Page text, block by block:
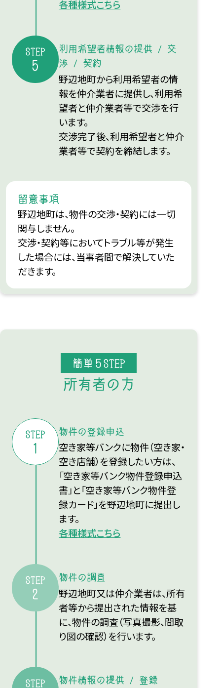
各種様式こちら
STEP
5
利用希望者情報の提供 / 交
渉 / 契約
野辺地町から利用希望者の情
報を仲介業者に提供し、利用希
望者と仲介業者等で交渉を行
います。
交渉完了後、利用希望者と仲介
業者等で契約を締結します。
留意事項
野辺地町は、物件の交渉・契約には一切
関与しません。
交渉・契約等においてトラブル等が発生
した場合には、当事者間で解決していた
だきます。
簡単５STEP
所有者の方
STEP
1
物件の登録申込
空き家等バンクに物件（空き家・
空き店舗）を登録したい方は、
「空き家等バンク物件登録申込
書」と「空き家等バンク物件登
録カード」を野辺地町に提出し
ます。
各種様式こちら
STEP
2
物件の調査
野辺地町又は仲介業者は、所有
者等から提出された情報を基
に、物件の調査（写真撮影、間取
り図の確認）を行います。
STEP 物件情報の提供 / 登録